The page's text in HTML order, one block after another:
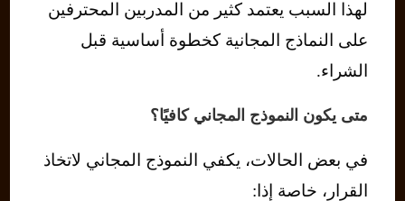
لهذا السبب يعتمد كثير من المدربين المحترفين
على النماذج المجانية كخطوة أساسية قبل
الشراء.
متى يكون النموذج المجاني كافيًا؟
في بعض الحالات، يكفي النموذج المجاني لاتخاذ
القرار، خاصة إذا: